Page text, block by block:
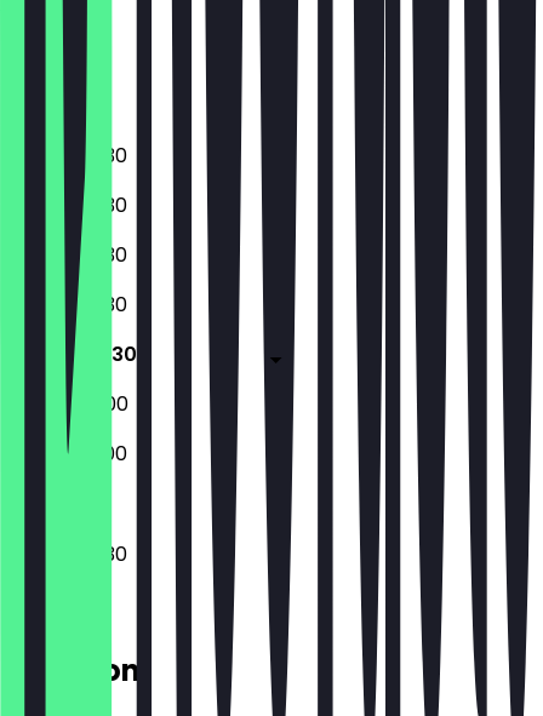
Saturday
Sunday
08:00 - 18:30
08:00 - 18:30
08:00 - 18:30
08:00 - 18:30
08:00 - 18:30
08:00 - 18:00
09:00 - 18:00
08:00 - 18:30
Location